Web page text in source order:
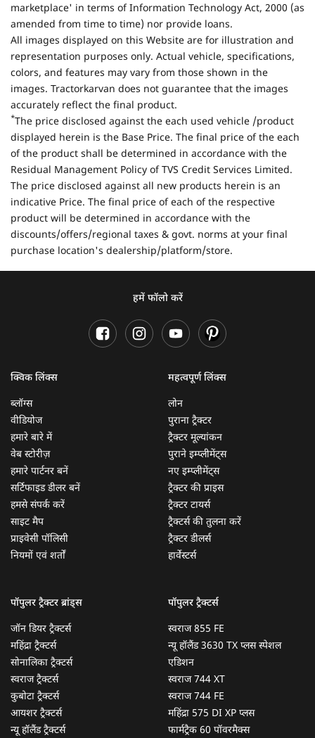
marketplace' in terms of Information Technology Act, 2000 (as
amended from time to time) nor provide loans.
All images displayed on this Website are for illustration and
representation purposes only. Actual vehicle, specifications,
colors, and features may vary from those shown in the
images. Tractorkarvan does not guarantee that the images
accurately reflect the final product.
*The price disclosed against the each used vehicle /product
displayed herein is the Base Price. The final price of the each
of the product shall be determined in accordance with the
Residual Management Policy of TVS Credit Services Limited.
The price disclosed against all new products herein is an
indicative Price. The final price of each of the respective
product will be determined in accordance with the
discounts/offers/regional taxes & govt. norms at your final
purchase location's dealership/platform/store.
हमें फॉलो करें
क्विक लिंक्स
ब्लॉग्स
वीडियोज
हमारे बारे में
वेब स्टोरीज़
हमारे पार्टनर बनें
सर्टिफाइड डीलर बनें
हमसे संपर्क करें
साइट मैप
प्राइवेसी पॉलिसी
नियमों एवं शर्तों
महत्वपूर्ण लिंक्स
लोन
पुराना ट्रैक्टर
ट्रैक्टर मूल्यांकन
पुराने इम्प्लीमेंट्स
नए इम्प्लीमेंट्स
ट्रैक्टर की प्राइस
ट्रैक्टर टायर्स
ट्रैक्टर्स की तुलना करें
ट्रैक्टर डीलर्स
हार्वेस्टर्स
पॉपुलर ट्रैक्टर ब्रांड्स
जॉन डियर ट्रैक्टर्स
महिंद्रा ट्रैक्टर्स
सोनालिका ट्रैक्टर्स
स्वराज ट्रैक्टर्स
कुबोटा ट्रैक्टर्स
आयशर ट्रैक्टर्स
न्यू हॉलैंड ट्रैक्टर्स
पॉपुलर ट्रैक्टर्स
स्वराज 855 FE
न्यू हॉलैंड 3630 TX प्लस स्पेशल
एडिशन
स्वराज 744 XT
स्वराज 744 FE
महिंद्रा 575 DI XP प्लस
फार्मट्रैक 60 पॉवरमैक्स